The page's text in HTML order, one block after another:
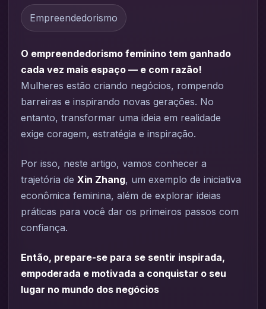
Empreendedorismo
O empreendedorismo feminino tem ganhado
cada vez mais espaço — e com razão!
Mulheres estão criando negócios, rompendo
barreiras e inspirando novas gerações. No
entanto, transformar uma ideia em realidade
exige coragem, estratégia e inspiração.
Por isso, neste artigo, vamos conhecer a
trajetória de Xin Zhang, um exemplo de iniciativa
econômica feminina, além de explorar ideias
práticas para você dar os primeiros passos com
confiança.
Então, prepare-se para se sentir inspirada,
empoderada e motivada a conquistar o seu
lugar no mundo dos negócios